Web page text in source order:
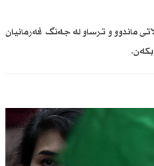
ماندوو و ترساو لە جەنگ فەرمانیان